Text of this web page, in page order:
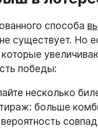
способа
не существует. Но
победы:
несколько
больше